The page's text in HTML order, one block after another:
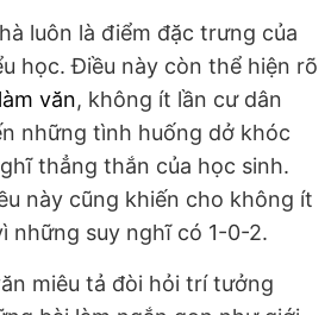
luôn là điểm đặc trưng của
học. Điều này còn thể hiện rõ
văn, không ít lần cư dân
những tình huống dở khóc
thẳng thắn của học sinh.
này cũng khiến cho không ít
những suy nghĩ có 1-0-2.
miêu tả đòi hỏi trí tưởng